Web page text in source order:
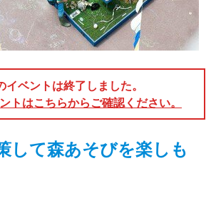
ベントは終了しました。
トはこちらからご確認ください。
して森あそびを楽しも